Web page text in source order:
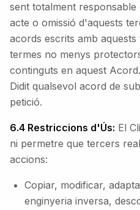
sent totalment
acte o omissió d'aquests
acords escrits amb
termes no menys
continguts en aquest
Didit qualsevol acord de
petició.
6.4 Restriccions d'Ús: El
ni permetre que tercers
accions:
Copiar, modificar,
enginyeria inversa,